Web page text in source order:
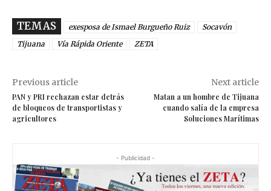
TEMAS exesposa de Ismael Burgueño Ruiz
Socavón
Tijuana
Vía Rápida Oriente ZETA
Previous article
PAN y PRI rechazan estar detrás
de bloqueos de transportistas y
agricultores
Next article
Matan a un hombre de Tijuana
cuando salía de la empresa
Soluciones Marítimas
- Publicidad -